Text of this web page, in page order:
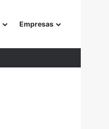
Empresas